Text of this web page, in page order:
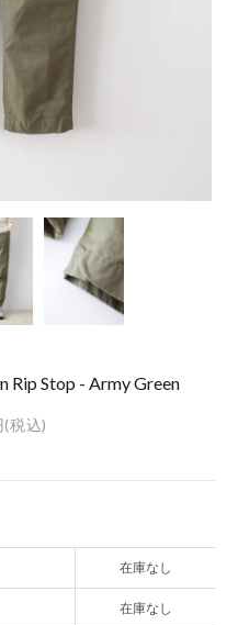
Rip Stop - Army Green
税込)
在庫なし
在庫なし